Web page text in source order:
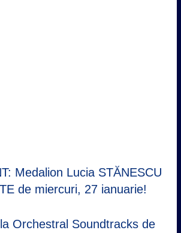
Medalion Lucia STĂNESCU
de miercuri, 27 ianuarie!
Orchestral Soundtracks de